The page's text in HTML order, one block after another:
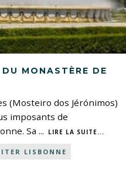
MONASTÈRE DE
(Mosteiro dos Jérónimos)
imposants de
Sa ... LIRE LA SUITE...
LISBONNE